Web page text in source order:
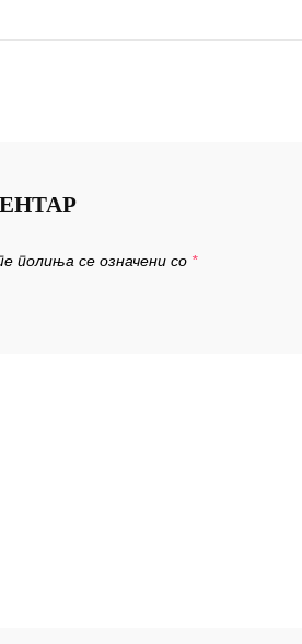
полиња се означени со *